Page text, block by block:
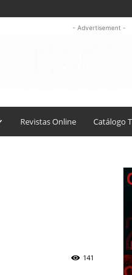
- Advertisement -
Revistas Online Catálogo
141